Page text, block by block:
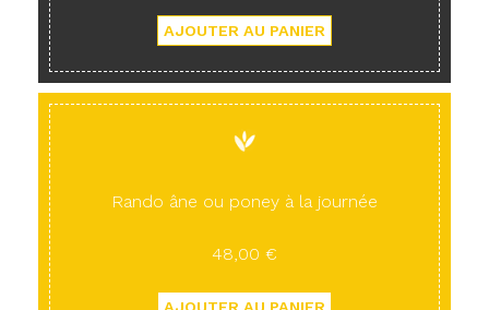
Rando âne ou poney à la journée
48,00 €